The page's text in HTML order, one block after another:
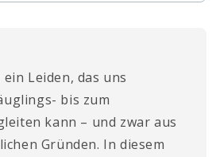
Leiden, das uns
bis zum
kann – und zwar aus
Gründen. In diesem